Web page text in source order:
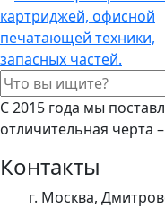
С 2015 года мы
отличительная черта
Контакты
г. Москва,